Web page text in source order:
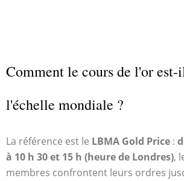
Comment le cours de l'or
l'échelle mondiale ?
La référence est le LBMA Gold Price :
à 10 h 30 et 15 h (heure de Londres),
membres confrontent leurs ordres